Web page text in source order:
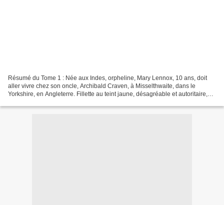
Résumé du Tome 1 : Née aux Indes, orpheline, Mary Lennox, 10 ans, doit
aller vivre chez son oncle, Archibald Craven, à Misselthwaite, dans le
Yorkshire, en Angleterre. Fillette au teint jaune, désagréable et autoritaire,